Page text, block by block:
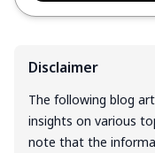
Disclaimer
The following blog
insights on various
note that the